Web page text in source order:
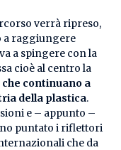
verrà ripreso,
a raggiungere
a spingere con la
cioè al centro la
continuano a
della plastica.
e – appunto –
puntato i riflettori
che da